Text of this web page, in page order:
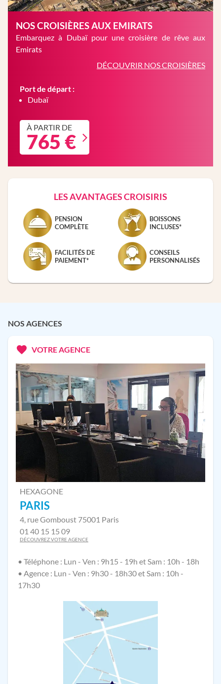
NOS CROISIÈRES AUX EMIRATS
Embarquez à Dubaï pour une croisière de rêve aux
Emirats
DÉCOUVRIR NOS CROISIÈRES
Port de départ :
Dubaï
À PARTIR DE
765 €
LES AVANTAGES CROISIRIS
PENSION
COMPLÈTE
BOISSONS
INCLUSES*
FACILITÉS DE
PAIEMENT*
CONSEILS
PERSONNALISÉS
NOS AGENCES
VOTRE AGENCE
HEXAGONE
PARIS
4, rue Gomboust 75001 Paris
01 40 15 15 09
DÉCOUVREZ VOTRE AGENCE
• Téléphone : Lun - Ven : 9h15 - 19h et Sam : 10h - 18h
• Agence : Lun - Ven : 9h30 - 18h30 et Sam : 10h -
17h30